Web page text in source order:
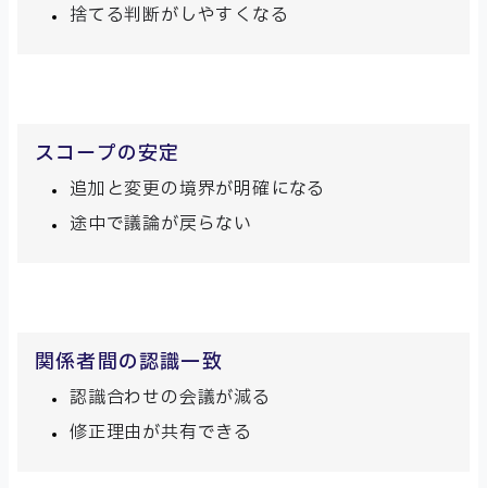
捨てる判断がしやすくなる
スコープの安定
追加と変更の境界が明確になる
途中で議論が戻らない
関係者間の認識一致
認識合わせの会議が減る
修正理由が共有できる